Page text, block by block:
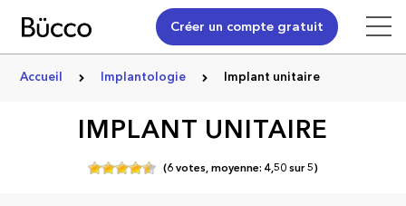
Créer un compte gratuit
Accueil Implantologie Implant unitaire
IMPLANT UNITAIRE
(6 votes, moyenne: 4,50 sur5)